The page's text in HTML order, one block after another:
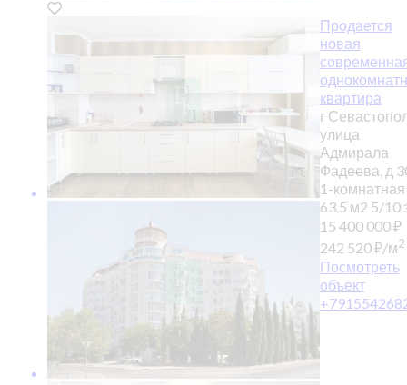
Продается
новая
квартира
г
улица
Адмирала
Фадеева, д
1-комнатная
63.5 м2 5/10
15 400 000₽
242 520₽/м2
Посмотреть
объект